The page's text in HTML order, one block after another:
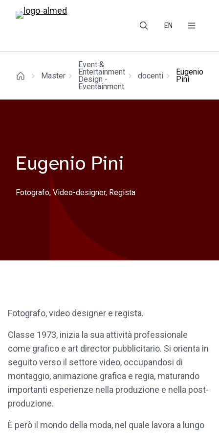
EN
Master
Event &
Entertainment
Design -
Eventainment
docenti Eugenio
Pini
Eugenio Pini
Fotografo, Video-designer, Regista
Fotografo, video designer e regista.
Classe 1973, inizia la sua attività professionale
come grafico e art director pubblicitario. Si orienta in
seguito verso il settore video, occupandosi di
montaggio, animazione grafica e regia, maturando
importanti esperienze nella produzione e nella post-
produzione.
È però il mondo della moda, nel quale lavora a lungo